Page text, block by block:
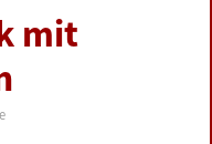
mit